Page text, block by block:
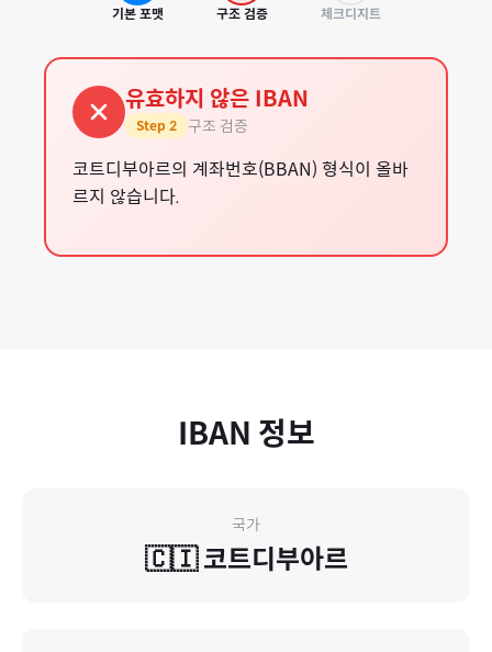
기본 포맷 구조 검증 체크디지트
유효하지 않은 IBAN
Step 2 구조 검증
코트디부아르의 계좌번호(BBAN) 형식이 올바
르지 않습니다.
IBAN 정보
국가
🇨🇮 코트디부아르